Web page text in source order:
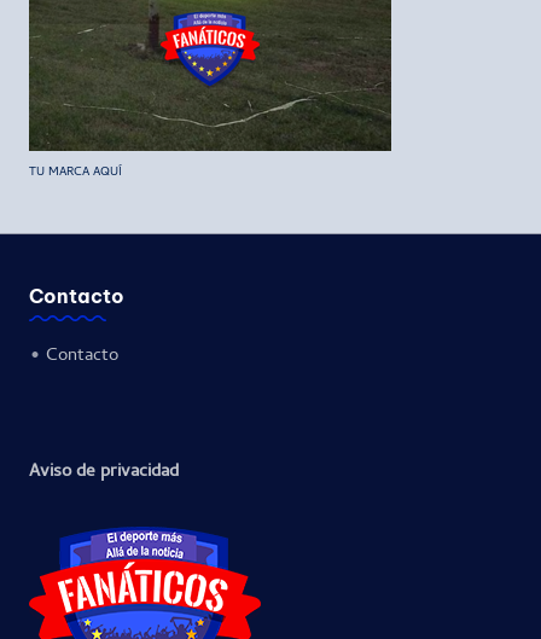
TU MARCA AQUÍ
Contacto
• Contacto
Aviso de privacidad